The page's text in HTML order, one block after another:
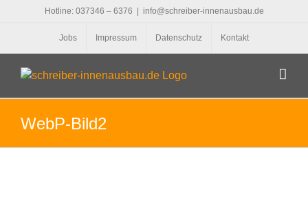
Hotline: 037346 – 6376 info@schreiber-innenausbau.de
Jobs Impressum Datenschutz Kontakt
WebP-Bild2